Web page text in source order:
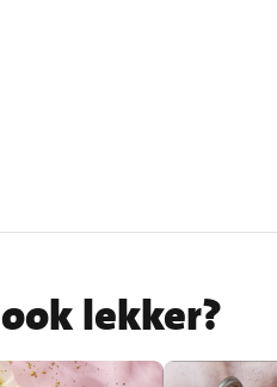
ook lekker?